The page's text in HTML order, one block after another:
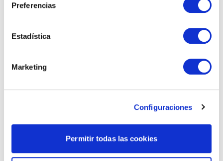
Preferencias
Estadística
Marketing
Configuraciones
Permitir todas las cookies